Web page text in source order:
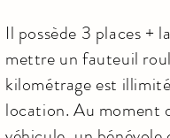
Il possède 3 places +
mettre un fauteuil
kilométrage est
location. Au moment